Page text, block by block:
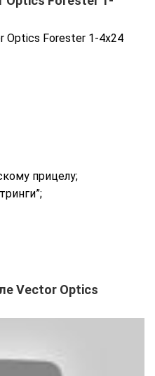
прицелу;
Vector Optics